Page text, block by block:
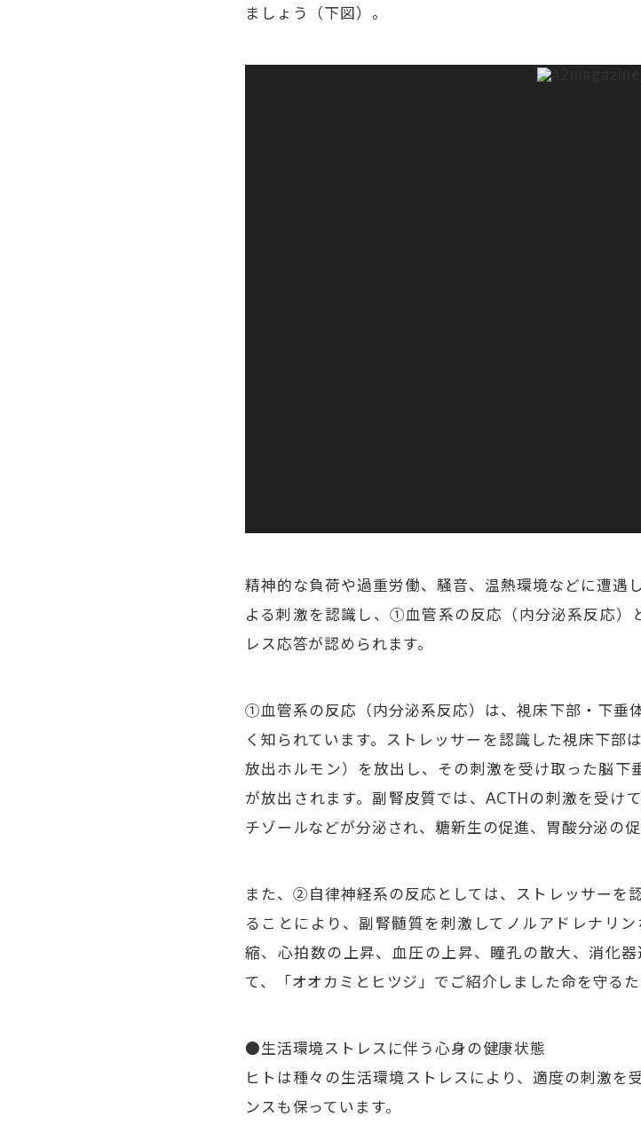
ましょう（下図）。
精神的な負荷や過重労働、騒音、温熱環境などに遭遇
よる刺激を認識し、①血管系の反応（内分泌系反応
レス応答が認められます。
①血管系の反応（内分泌系反応）は、視床下部・下垂
く知られています。ストレッサーを認識した視床下部
放出ホルモン）を放出し、その刺激を受け取った脳下
が放出されます。副腎皮質では、ACTHの刺激を受け
チゾールなどが分泌され、糖新生の促進、胃酸分泌の
また、②自律神経系の反応としては、ストレッサーを
ることにより、副腎髄質を刺激してノルアドレナリ
縮、心拍数の上昇、血圧の上昇、瞳孔の散大、消化
て、「オオカミとヒツジ」でご紹介しました命を守る
●生活環境ストレスに伴う心身の健康状態
ヒトは種々の生活環境ストレスにより、適度の刺激を
ンスも保っています。